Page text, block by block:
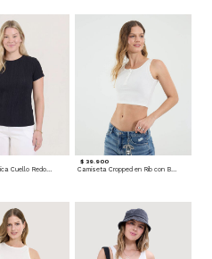
Camiseta Básica Cuello Redondo
$ 39.900